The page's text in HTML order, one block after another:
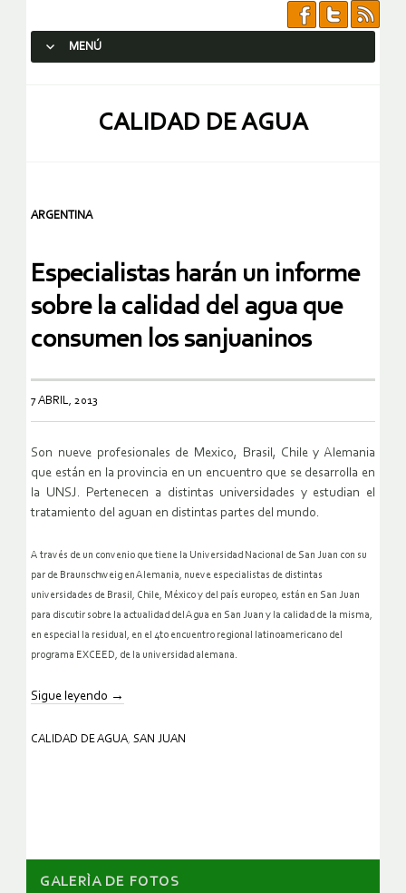
MENÚ
CALIDAD DE AGUA
ARGENTINA
Especialistas harán un informe
sobre la calidad del agua que
consumen los sanjuaninos
7 ABRIL, 2013
Son nueve profesionales de Mexico, Brasil, Chile y Alemania
que están en la provincia en un encuentro que se desarrolla en
la UNSJ. Pertenecen a distintas universidades y estudian el
tratamiento del aguan en distintas partes del mundo.
A través de un convenio que tiene la Universidad Nacional de San Juan con su
par de Braunschweig en Alemania, nueve especialistas de distintas
universidades de Brasil, Chile, México y del país europeo, están en San Juan
para discutir sobre la actualidad del Agua en San Juan y la calidad de la misma,
en especial la residual, en el 4to encuentro regional latinoamericano del
programa EXCEED, de la universidad alemana.
Sigue leyendo →
CALIDAD DE AGUA, SAN JUAN
GALERÌA DE FOTOS